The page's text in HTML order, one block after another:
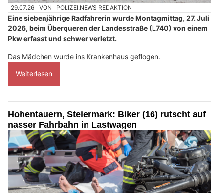
29.07.26 VON POLIZEI.NEWS REDAKTION
Eine siebenjährige Radfahrerin wurde Montagmittag, 27. Juli
2026, beim Überqueren der Landesstraße (L740) von einem
Pkw erfasst und schwer verletzt.
Das Mädchen wurde ins Krankenhaus geflogen.
Weiterlesen
Hohentauern, Steiermark: Biker (16) rutscht auf
nasser Fahrbahn in Lastwagen